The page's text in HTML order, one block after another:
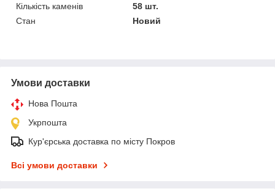
Кількість каменів
58 шт.
Стан
Новий
Умови доставки
Нова Пошта
Укрпошта
Кур'єрська доставка по місту Покров
Всі умови доставки